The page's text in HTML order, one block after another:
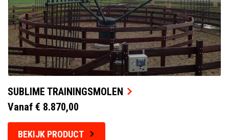
SUBLIME TRAININGSMOLEN
Vanaf € 8.870,00
BEKIJK PRODUCT